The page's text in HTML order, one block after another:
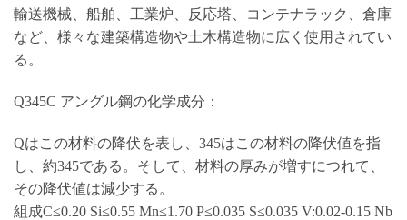
輸送機械、船舶、工業炉、反応塔、コンテナラック、倉庫
など、様々な建築構造物や土木構造物に広く使用されてい
る。
Q345C アングル鋼の化学成分：
Qはこの材料の降伏を表し、345はこの材料の降伏値を指
し、約345である。そして、材料の厚みが増すにつれて、
その降伏値は減少する。
組成C≤0.20 Si≤0.55 Mn≤1.70 P≤0.035 S≤0.035 V:0.02-0.15 Nb